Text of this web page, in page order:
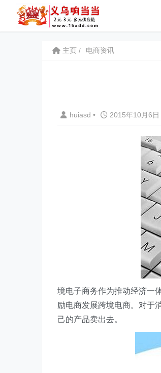
主页 电商资讯
huiasd • 2015年10月6
境电子商务作为推动经济一
励电商发展跨境电商。对于
己的产品卖出去。